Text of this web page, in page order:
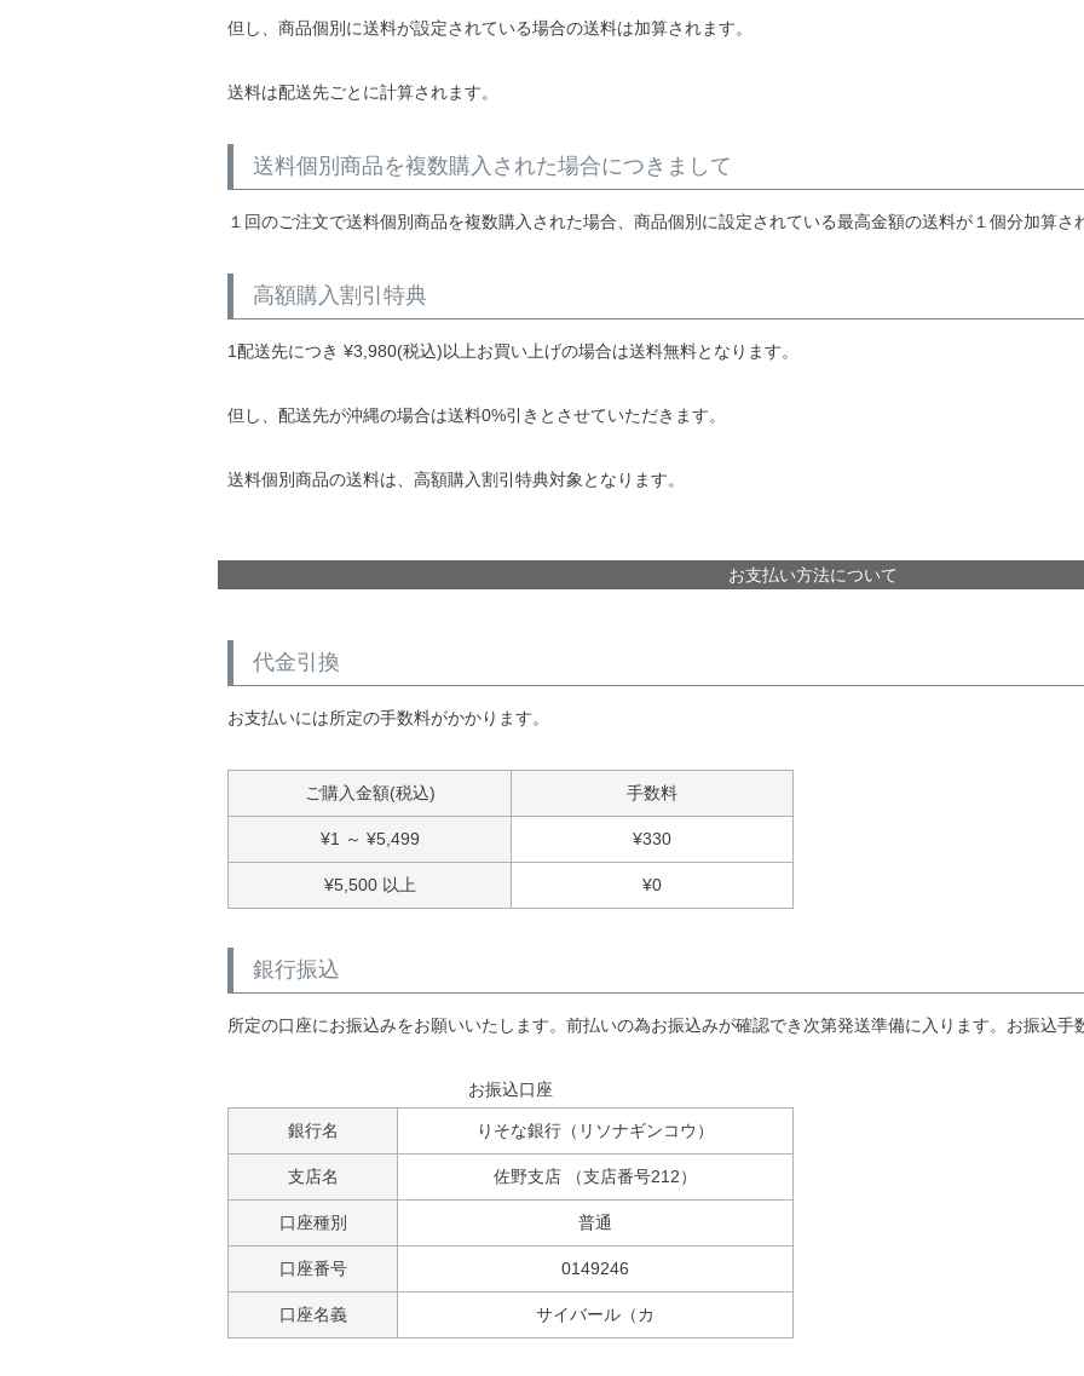
但し、商品個別に送料が設定されている場合の送料は加算されます。
送料は配送先ごとに計算されます。
送料個別商品を複数購入された場合につきまして
１回のご注文で送料個別商品を複数購入された場合、商品個別に設定されている最高金額の送料が１個分加算さ
高額購入割引特典
1配送先につき ¥3,980(税込)以上お買い上げの場合は送料無料となります。
但し、配送先が沖縄の場合は送料0%引きとさせていただきます。
送料個別商品の送料は、高額購入割引特典対象となります。
お支払い方法について
代金引換
お支払いには所定の手数料がかかります。
ご購入金額(税込) 手数料
¥1 ～ ¥5,499 ¥330
¥5,500 以上 ¥0
銀行振込
所定の口座にお振込みをお願いいたします。前払いの為お振込みが確認でき次第発送準備に入ります。お振込
お振込口座
銀行名 りそな銀行（リソナギンコウ）
支店名 佐野支店 （支店番号212）
口座種別 普通
口座番号 0149246
口座名義 サイバール（カ